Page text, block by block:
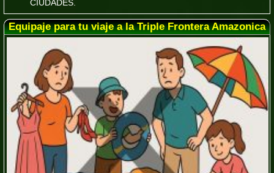
CIUDADES.
Equipaje para tu viaje a la Triple Frontera Amazonica